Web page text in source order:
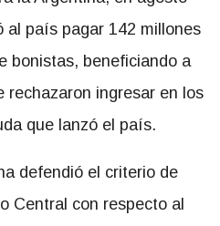
al país pagar 142 millones
bonistas, beneficiando a
rechazaron ingresar en los
que lanzó el país.
defendió el criterio de
Central con respecto al